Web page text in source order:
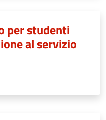
per studenti
al servizio